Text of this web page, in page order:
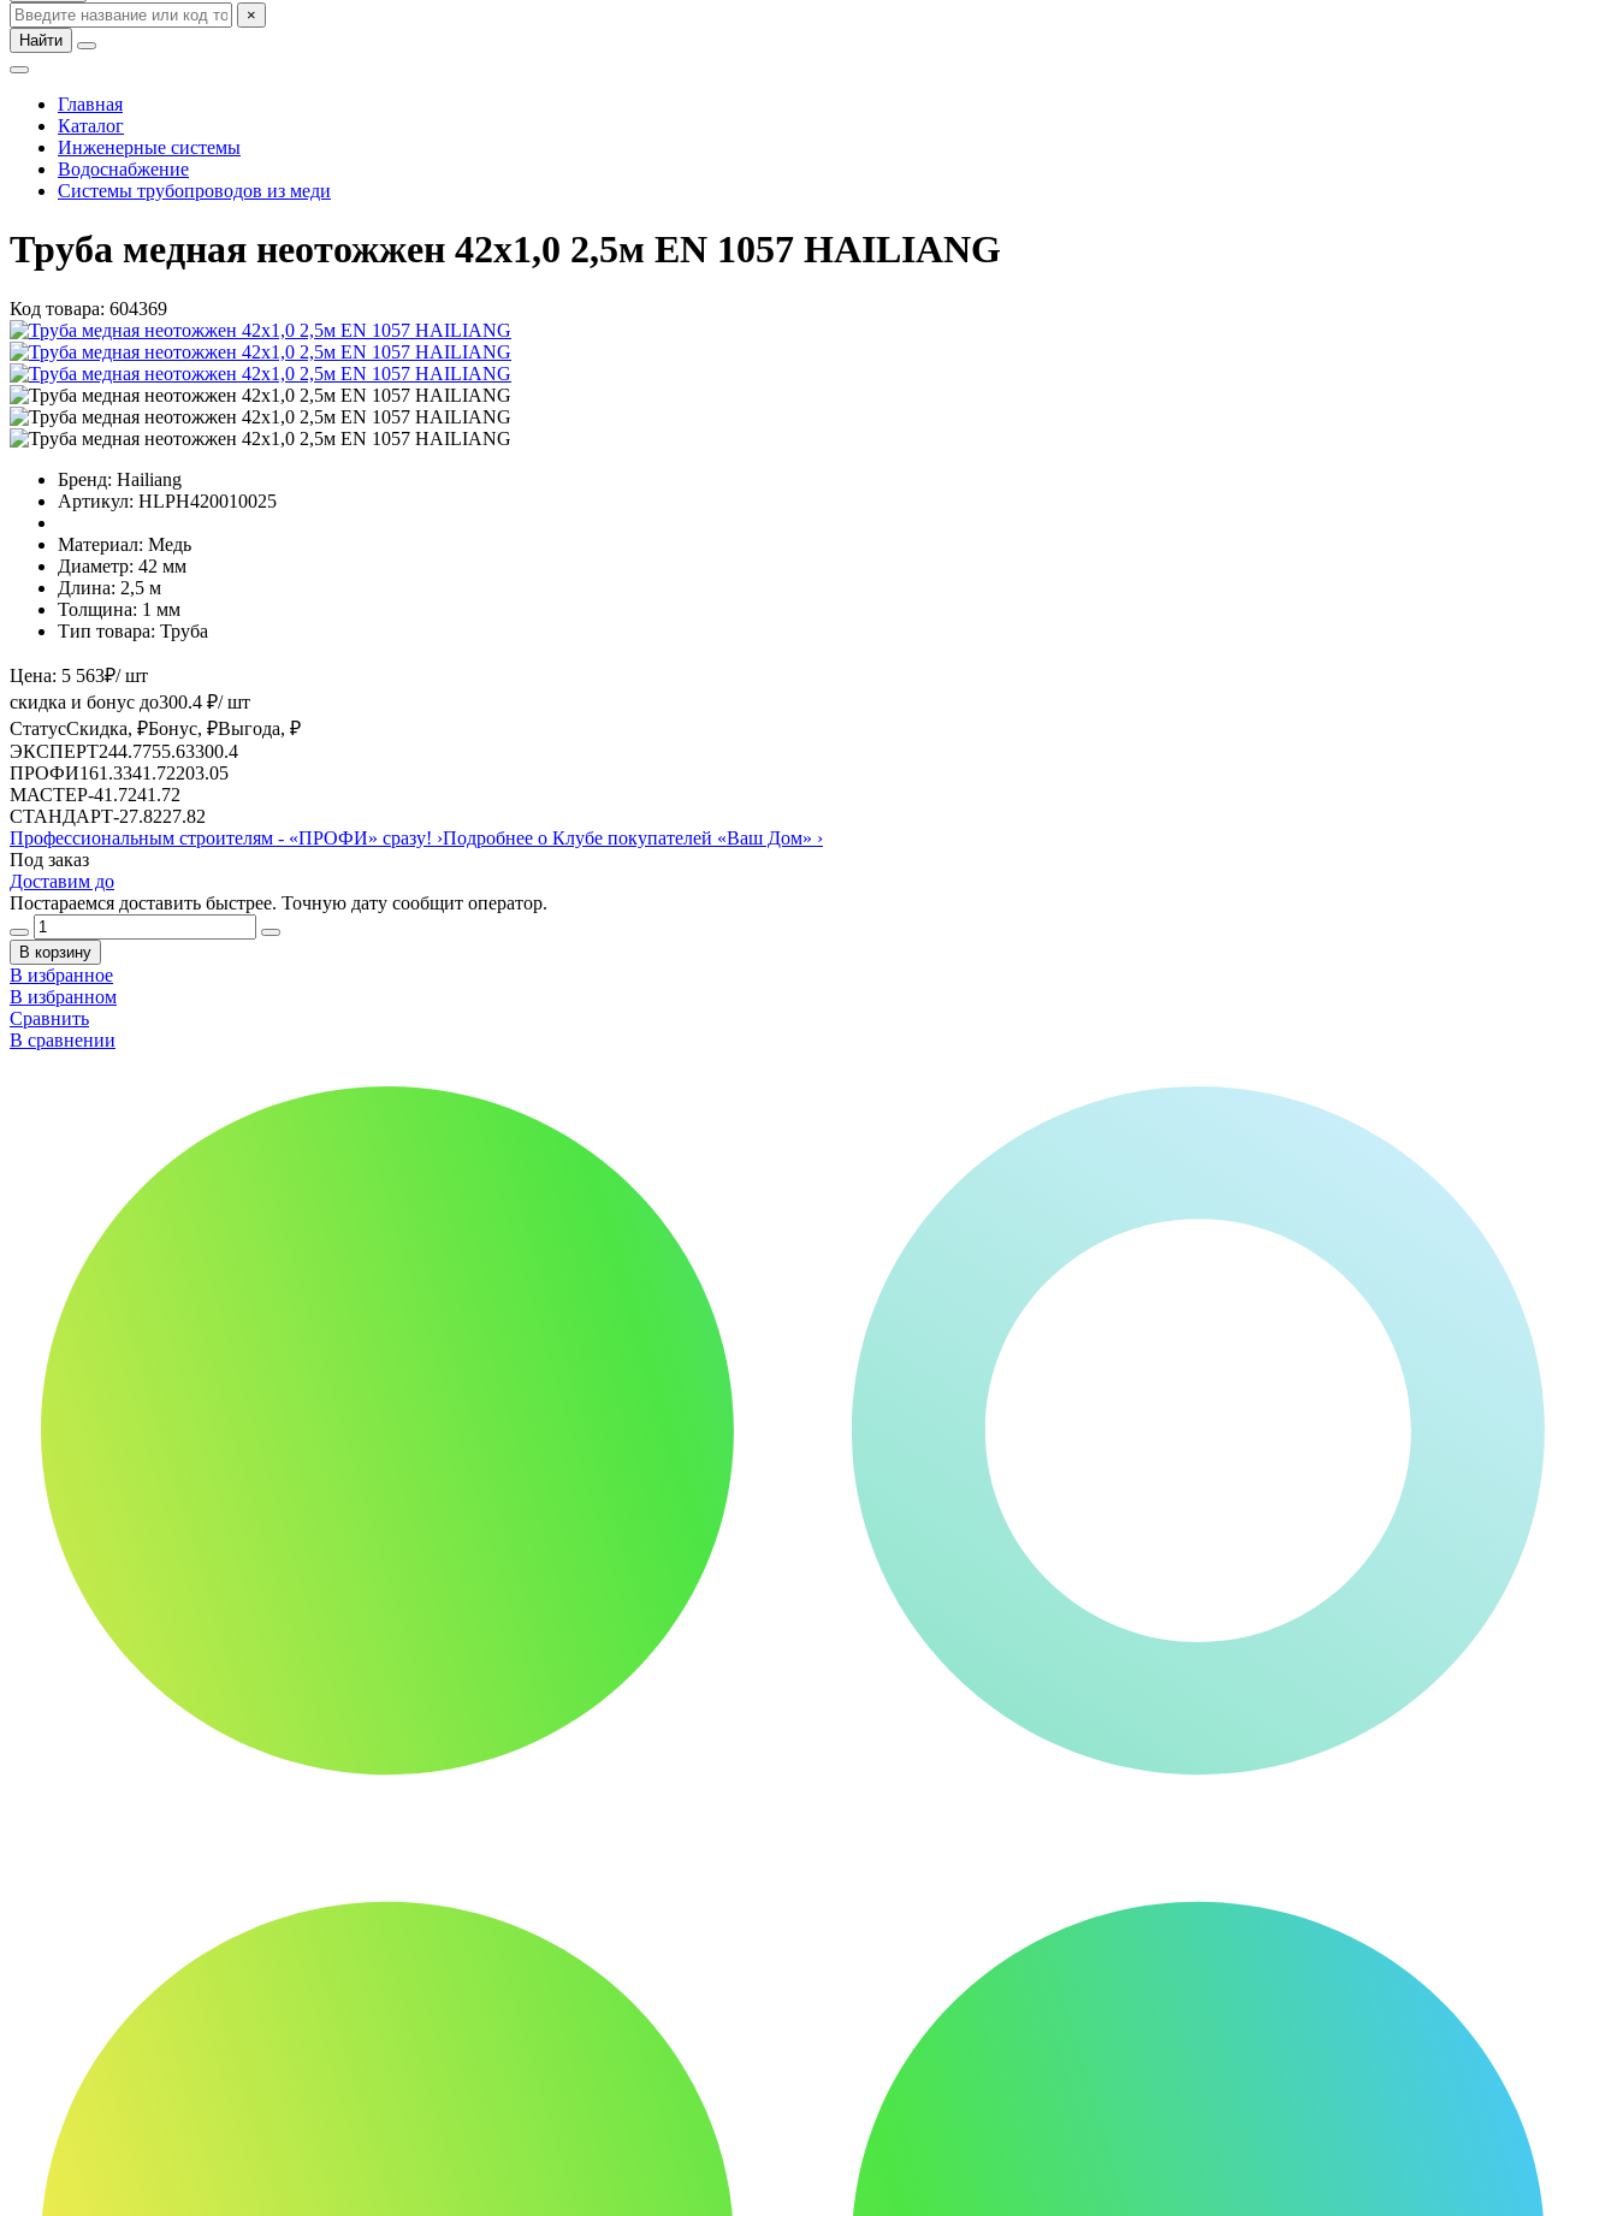
×
Найти
Главная
Каталог
Инженерные системы
Водоснабжение
Системы трубопроводов из меди
Труба медная неотожжен 42х1,0 2,5м EN 1057 HAILIANG
Код товара: 604369
Бренд: Hailiang
Артикул: HLPH420010025
Материал: Медь
Диаметр: 42 мм
Длина: 2,5 м
Толщина: 1 мм
Тип товара: Труба
Цена: 5 563₽/ шт
скидка и бонус до300.4 ₽/ шт
СтатусСкидка, ₽Бонус, ₽Выгода, ₽
ЭКСПЕРТ244.7755.63300.4
ПРОФИ161.3341.72203.05
МАСТЕР-41.7241.72
СТАНДАРТ-27.8227.82
Профессиональным строителям - «ПРОФИ» сразу! ›Подробнее о Клубе покупателей «Ваш Дом» ›
Под заказ
Доставим до
Постараемся доставить быстрее. Точную дату сообщит оператор.
В корзину
В избранное
В избранном
Сравнить
В сравнении